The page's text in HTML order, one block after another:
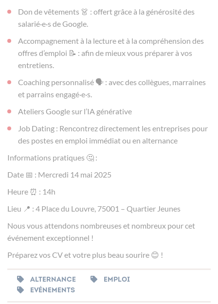
Don de vêtements 👗 : offert grâce à la générosité des
salarié·e·s de Google.
Accompagnement à la lecture et à la compréhension des
offres d’emploi 📝 : afin de mieux vous préparer à vos
entretiens.
Coaching personnalisé 🗣️ : avec des collègues, marraines
et parrains engagé·e·s.
Ateliers Google sur l’IA générative
Job Dating : Rencontrez directement les entreprises pour
des postes en emploi immédiat ou en alternance
Informations pratiques 🤔 :
Date 📅 : Mercredi 14 mai 2025
Heure ⏰ : 14h
Lieu 📍 : 4 Place du Louvre, 75001 – Quartier Jeunes
Nous vous attendons nombreuses et nombreux pour cet
événement exceptionnel !
Préparez vos CV et votre plus beau sourire 😊 !
ALTERNANCE
EMPLOI
EVÉNEMENTS